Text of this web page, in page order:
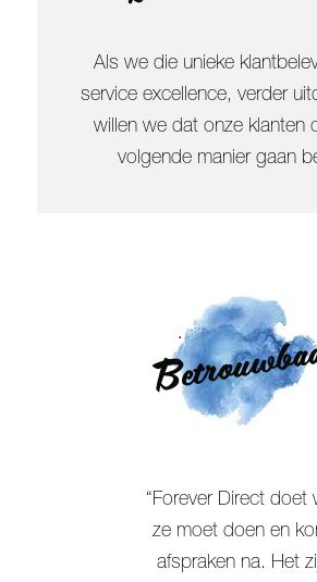
Als we die unieke
service excellence, verder
willen we dat onze klanten
volgende manier gaan
“Forever Direct doet
ze moet doen en
afspraken na. Het